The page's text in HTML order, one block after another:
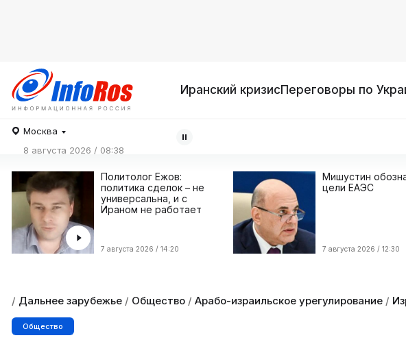
Иранский кризисПереговоры по
Москва
8 августа 2026 / 08:38
Политолог Ежов:
политика сделок – не
универсальна, и с
Ираном не работает
7 августа 2026 / 14:20
Мишустин
цели ЕАЭС
7 августа 2026 / 12:30
/ Дальнее зарубежье / Общество / Арабо-израильское урегулирование /
Общество